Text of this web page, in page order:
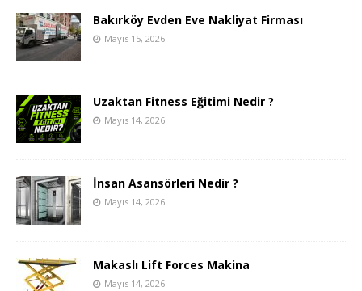
Bakırköy Evden Eve Nakliyat Firması
Mayıs 15, 2026
Uzaktan Fitness Eğitimi Nedir ?
Mayıs 14, 2026
İnsan Asansörleri Nedir ?
Mayıs 14, 2026
Makaslı Lift Forces Makina
Mayıs 14, 2026